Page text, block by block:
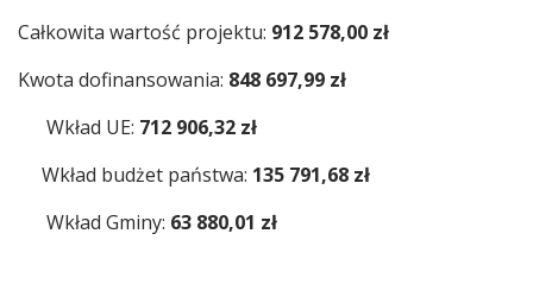
Całkowita wartość projektu: 912 578,00 zł
Kwota dofinansowania: 848 697,99 zł
Wkład UE: 712 906,32 zł
Wkład budżet państwa: 135 791,68 zł
Wkład Gminy: 63 880,01 zł